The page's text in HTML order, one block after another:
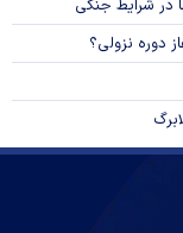
در شرایط جنگی